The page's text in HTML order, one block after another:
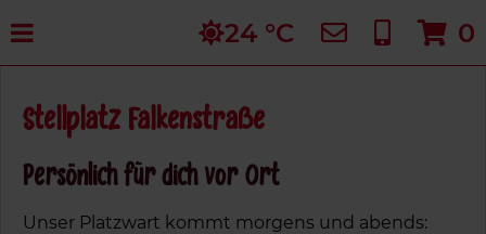
to
0
24 °C
Stellplatz Falkenstraße
Persönlich für dich vor Ort
Unser Platzwart kommt morgens und abends: